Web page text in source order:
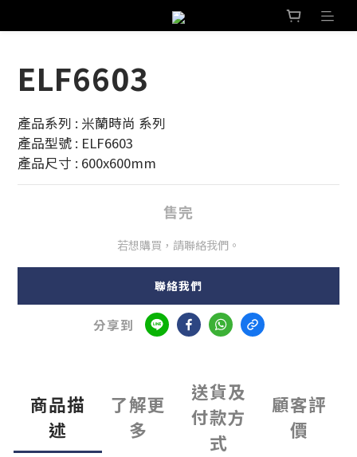
ELF6603
產品系列 : 米蘭時尚 系列
產品型號 : ELF6603
產品尺寸 : 600x600mm
售完
若想購買，請聯絡我們。
聯絡我們
分享到
商品描
述
了解更
多
送貨及
付款方
式
顧客評
價